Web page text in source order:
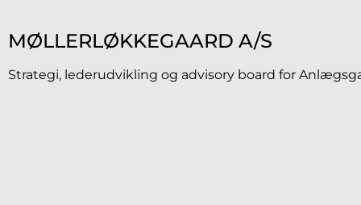
MØLLERLØKKEGAARD A/S
Strategi, lederudvikling og advisory board for